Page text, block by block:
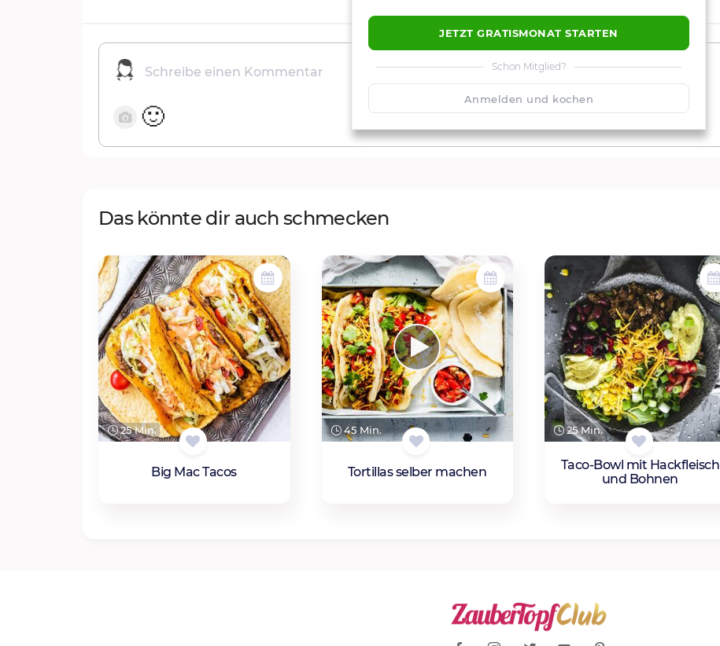
JETZT GRATISMONAT STARTEN
Schon Mitglied?
Anmelden und kochen
🙂
Das könnte dir auch schmecken
25 Min.
Big Mac Tacos
45 Min.
Tortillas selber machen
25 Min.
Taco-Bowl mit Hackfleisch
und Bohnen